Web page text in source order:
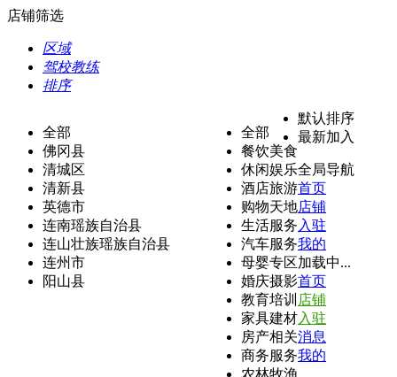
店铺筛选
区域
驾校教练
排序
全部
佛冈县
清城区
清新县
英德市
连南瑶族自治县
连山壮族瑶族自治县
连州市
阳山县
全部
餐饮美食
休闲娱乐
酒店旅游
购物天地
生活服务
汽车服务
母婴专区
婚庆摄影
教育培训
家具建材
房产相关
商务服务
农林牧渔
默认排序
最新加入
全局导航
首页
店铺
入驻
我的
加载中...
首页
店铺
入驻
消息
我的